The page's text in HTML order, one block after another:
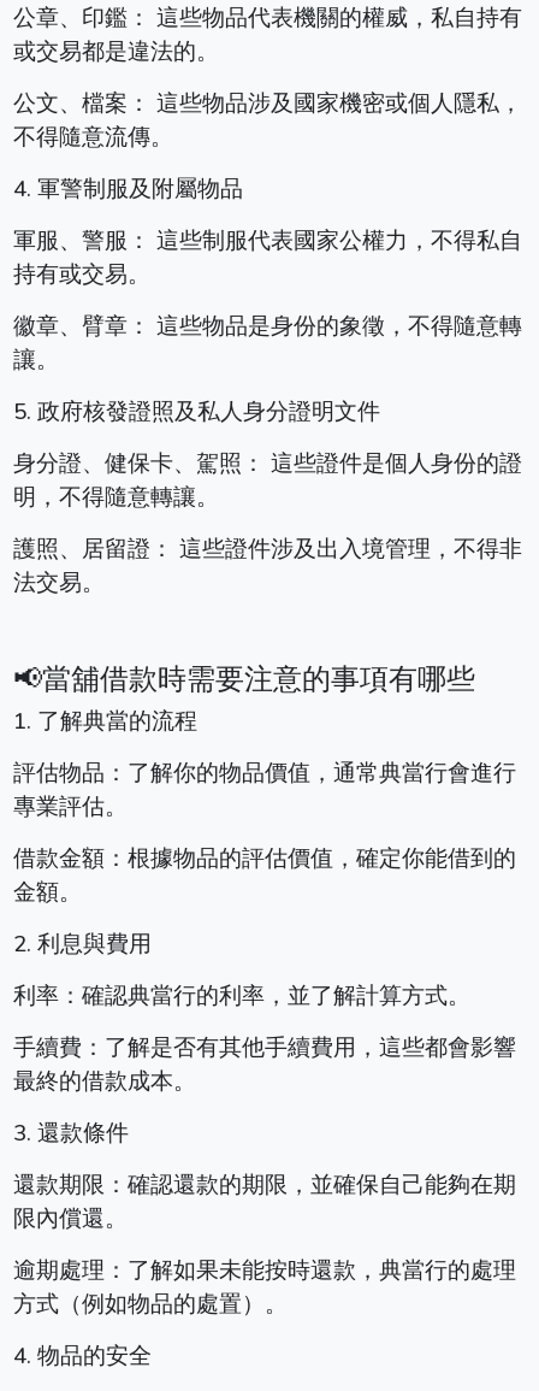
公章、印鑑： 這些物品代表機關的權威，私自持有
或交易都是違法的。
公文、檔案： 這些物品涉及國家機密或個人隱私，
不得隨意流傳。
4. 軍警制服及附屬物品
軍服、警服： 這些制服代表國家公權力，不得私自
持有或交易。
徽章、臂章： 這些物品是身份的象徵，不得隨意轉
讓。
5. 政府核發證照及私人身分證明文件
身分證、健保卡、駕照： 這些證件是個人身份的證
明，不得隨意轉讓。
護照、居留證： 這些證件涉及出入境管理，不得非
法交易。
📢當舖借款時需要注意的事項有哪些
1. 了解典當的流程
評估物品：了解你的物品價值，通常典當行會進行
專業評估。
借款金額：根據物品的評估價值，確定你能借到的
金額。
2. 利息與費用
利率：確認典當行的利率，並了解計算方式。
手續費：了解是否有其他手續費用，這些都會影響
最終的借款成本。
3. 還款條件
還款期限：確認還款的期限，並確保自己能夠在期
限內償還。
逾期處理：了解如果未能按時還款，典當行的處理
方式（例如物品的處置）。
4. 物品的安全